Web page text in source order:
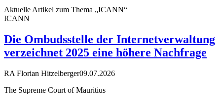
Aktuelle Artikel zum Thema „ICANN“
ICANN
Die Ombudsstelle der Internetverwaltung
verzeichnet 2025 eine höhere Nachfrage
RA Florian Hitzelberger09.07.2026
The Supreme Court of Mauritius